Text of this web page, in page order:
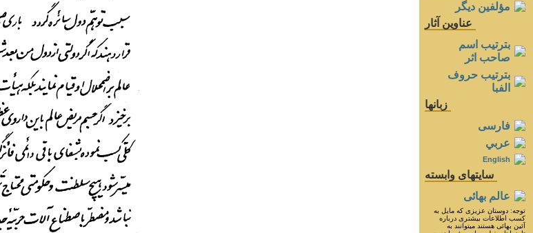
مؤلفين ديگر
عناوين آثار
بترتيب اسم
صاحب اثر
بترتيب حروف
الفبا
زبانها
فارسی
عربي
English
سايتهای وابسته
عالم بهائی
توجه: دوستان عزيزى كه مايل به
كسب اطلاعات بيشترى درباره
آئين بهائى هستند ميتوانند به